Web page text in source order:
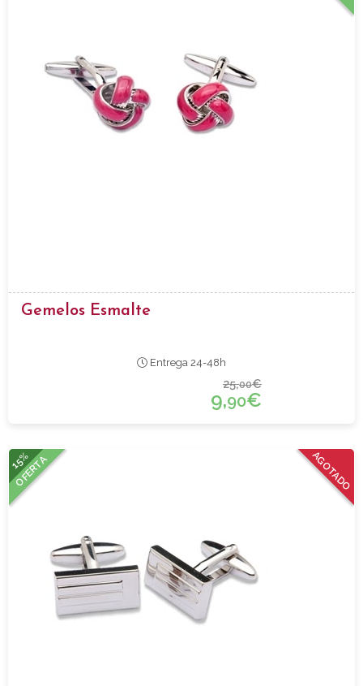
Gemelos Esmalte
Entrega 24-48h
25,00€
9,90€
AGOTADO
15%
OFERTA